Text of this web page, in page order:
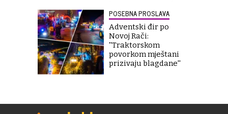
POSEBNA PROSLAVA
Adventski đir po
Novoj Rači:
''Traktorskom
povorkom mještani
prizivaju blagdane''